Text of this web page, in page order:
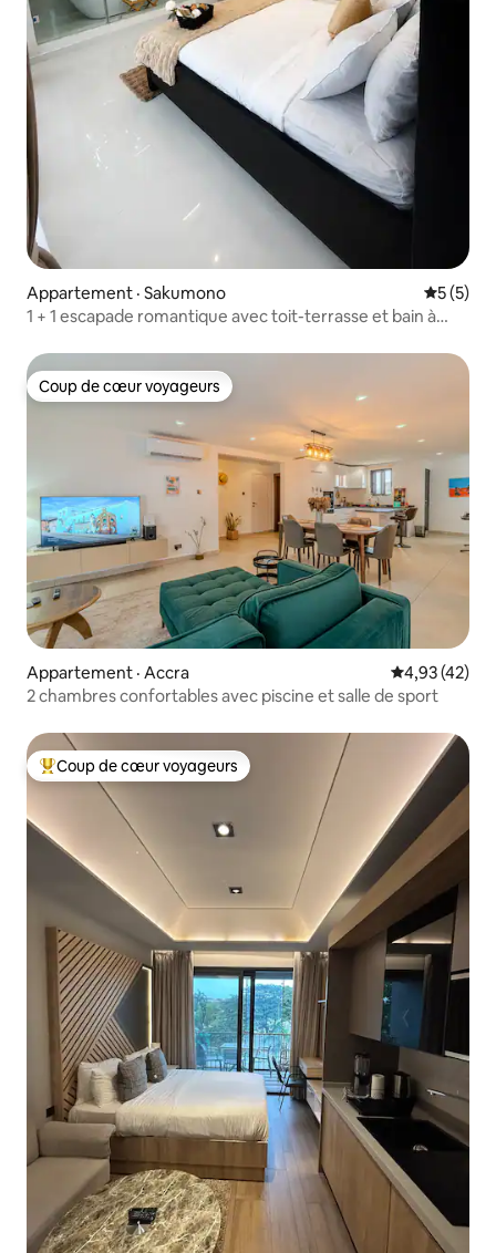
Appartement · Sakumono Note
5 (5)
1 + 1 escapade romantique avec toit-terrasse et bain à
Coup de cœur voyageurs
Coup de cœur voyageurs
Appartement · Accra Note
4,93 (42)
2 chambres confortables avec piscine et salle de sport
Coup de cœur voyageurs parmi les plus aimés
Coup de cœur voyageurs